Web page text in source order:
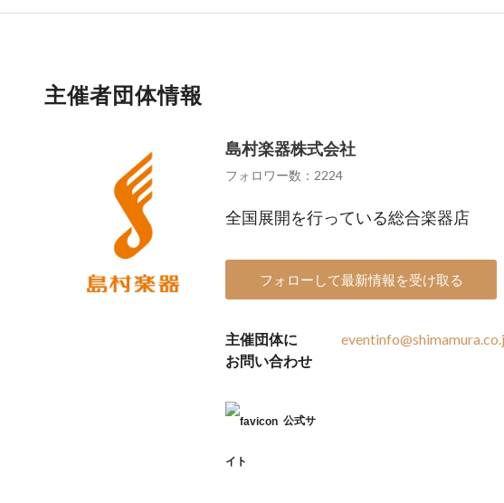
主催者団体情報
島村楽器株式会社
フォロワー数：2224
全国展開を行っている総合楽器店
フォローして最新情報を受け取る
主催団体に
お問い合わせ
公式サ
イト